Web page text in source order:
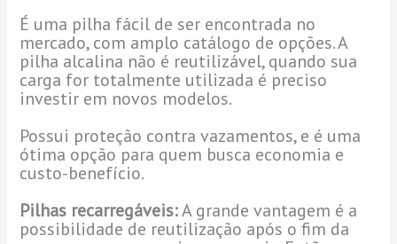
É uma pilha fácil de ser encontrada no
mercado, com amplo catálogo de opções. A
pilha alcalina não é reutilizável, quando sua
carga for totalmente utilizada é preciso
investir em novos modelos.
Possui proteção contra vazamentos, e é uma
ótima opção para quem busca economia e
custo-benefício.
Pilhas recarregáveis:A grande vantagem é a
possibilidade de reutilização após o fim da